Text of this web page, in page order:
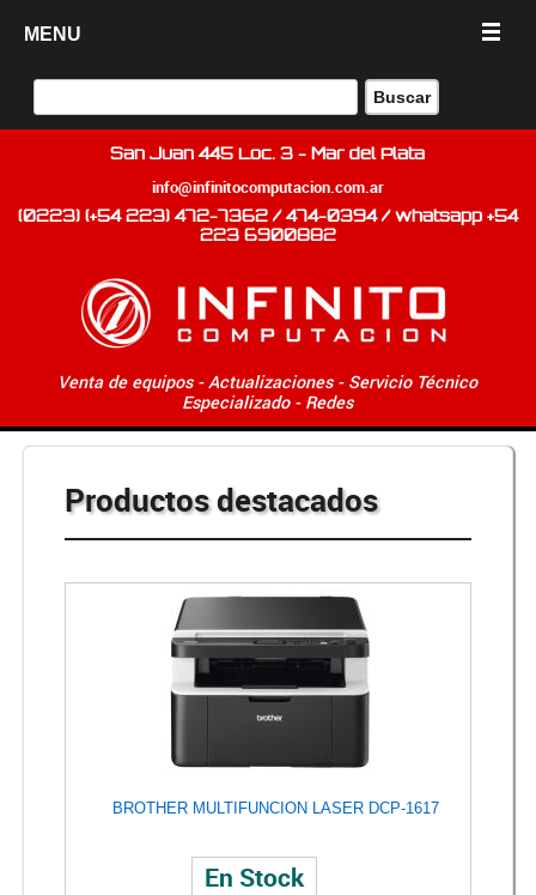
MENU
San Juan 445 Loc. 3 - Mar del Plata
info@infinitocomputacion.com.ar
(0223) (+54 223) 472-7362 / 474-0394 / whatsapp +54
223 6900882
Venta de equipos - Actualizaciones - Servicio Técnico
Especializado - Redes
Productos destacados
BROTHER MULTIFUNCION LASER DCP-1617
En Stock